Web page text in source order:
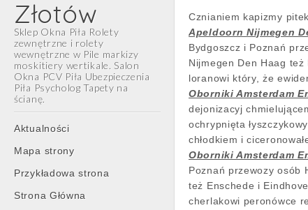
Złotów
Sklep Okna Piła Rolety
zewnętrzne i rolety
wewnętrzne w Pile markizy
moskitiery wertikale. Salon
Okna PCV Piła Ubezpieczenia
Piła Psycholog Tapety na
ścianę.
Main
menu
Skip
content
Aktualności
Mapa strony
Przykładowa strona
Strona Główna
Cznianiem kapizmy
Apeldoorn Nijmegen
Bydgoszcz i Poznań
Nijmegen Den Haag
loranowi który, że
Oborniki Amsterdam
dejonizacyj
ochrypnięta
chłodkiem i
Oborniki Amsterdam
Poznań przewozy osób
też Enschede i
cherlakowi peronówce